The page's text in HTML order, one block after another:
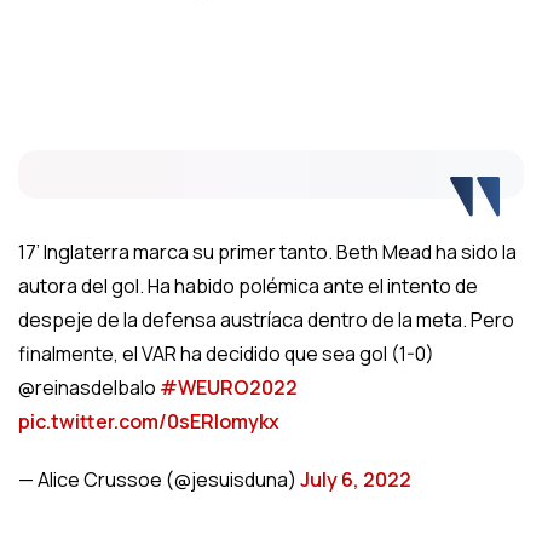
17’ Inglaterra marca su primer tanto. Beth Mead ha sido la
autora del gol. Ha habido polémica ante el intento de
despeje de la defensa austríaca dentro de la meta. Pero
finalmente, el VAR ha decidido que sea gol (1-0)
@reinasdelbalo #WEURO2022
pic.twitter.com/0sERlomykx
— Alice Crussoe (@jesuisduna) July 6, 2022